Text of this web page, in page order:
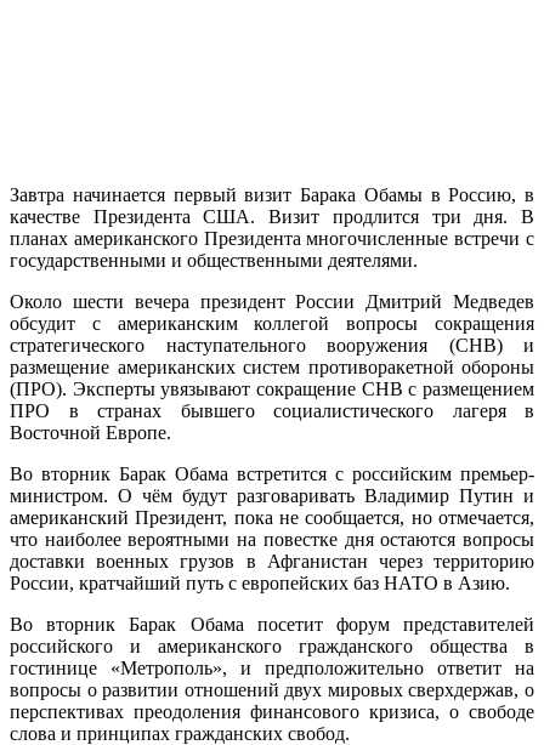
Завтра начинается первый визит Барака Обамы в Россию, в
качестве Президента США. Визит продлится три дня. В
планах американского Президента многочисленные встречи с
государственными и общественными деятелями.
Около шести вечера президент России Дмитрий Медведев
обсудит с американским коллегой вопросы сокращения
стратегического наступательного вооружения (СНВ) и
размещение американских систем противоракетной обороны
(ПРО). Эксперты увязывают сокращение СНВ с размещением
ПРО в странах бывшего социалистического лагеря в
Восточной Европе.
Во вторник Барак Обама встретится с российским премьер-
министром. О чём будут разговаривать Владимир Путин и
американский Президент, пока не сообщается, но отмечается,
что наиболее вероятными на повестке дня остаются вопросы
доставки военных грузов в Афганистан через территорию
России, кратчайший путь с европейских баз НАТО в Азию.
Во вторник Барак Обама посетит форум представителей
российского и американского гражданского общества в
гостинице «Метрополь», и предположительно ответит на
вопросы о развитии отношений двух мировых сверхдержав, о
перспективах преодоления финансового кризиса, о свободе
слова и принципах гражданских свобод.